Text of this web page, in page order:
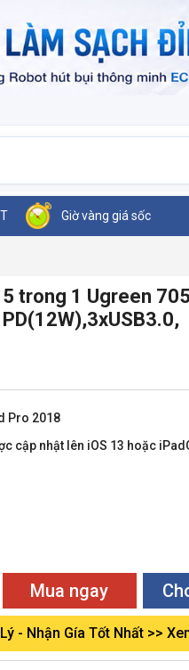
Giờ vàng giá sốc
trong 1 Ugreen
Pro 2018
cập nhật lên iOS 13 hoặc
Mua ngay
- Nhận Gía Tốt Nhất >>